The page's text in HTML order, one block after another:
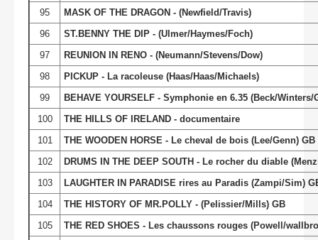
95
MASK OF THE DRAGON - (Newfield/Travis)
96
ST.BENNY THE DIP - (Ulmer/Haymes/Foch)
97
REUNION IN RENO - (Neumann/Stevens/Dow)
98
PICKUP - La racoleuse (Haas/Haas/Michaels)
99
BEHAVE YOURSELF - Symphonie en 6.35 (Beck/Winters/
100
THE HILLS OF IRELAND - documentaire
101
THE WOODEN HORSE - Le cheval de bois (Lee/Genn) GB
102
DRUMS IN THE DEEP SOUTH - Le rocher du diable
103
LAUGHTER IN PARADISE rires au Paradis (Zampi/Sim)
104
THE HISTORY OF MR.POLLY - (Pelissier/Mills) GB
105
THE RED SHOES - Les chaussons rouges (Powell/